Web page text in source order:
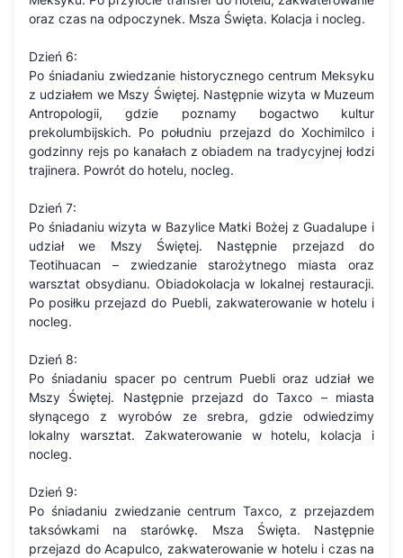
oraz czas na odpoczynek. Msza Święta. Kolacja i nocleg.
Dzień 6:
Po śniadaniu zwiedzanie historycznego centrum Meksyku
z udziałem we Mszy Świętej. Następnie wizyta w Muzeum
Antropologii, gdzie poznamy bogactwo kultur
prekolumbijskich. Po południu przejazd do Xochimilco i
godzinny rejs po kanałach z obiadem na tradycyjnej łodzi
trajinera. Powrót do hotelu, nocleg.
Dzień 7:
Po śniadaniu wizyta w Bazylice Matki Bożej z Guadalupe i
udział we Mszy Świętej. Następnie przejazd do
Teotihuacan – zwiedzanie starożytnego miasta oraz
warsztat obsydianu. Obiadokolacja w lokalnej restauracji.
Po posiłku przejazd do Puebli, zakwaterowanie w hotelu i
nocleg.
Dzień 8:
Po śniadaniu spacer po centrum Puebli oraz udział we
Mszy Świętej. Następnie przejazd do Taxco – miasta
słynącego z wyrobów ze srebra, gdzie odwiedzimy
lokalny warsztat. Zakwaterowanie w hotelu, kolacja i
nocleg.
Dzień 9:
Po śniadaniu zwiedzanie centrum Taxco, z przejazdem
taksówkami na starówkę. Msza Święta. Następnie
przejazd do Acapulco, zakwaterowanie w hotelu i czas na